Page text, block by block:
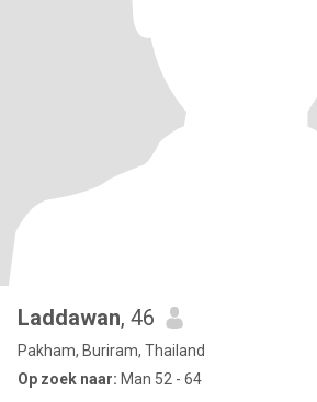
Laddawan, 46
Pakham, Buriram, Thailand
Op zoek naar: Man 52 - 64